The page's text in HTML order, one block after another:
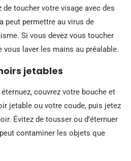
de toucher votre visage avec des
peut permettre au virus de
Si vous devez vous toucher
vous laver les mains au préalable.
jetables
couvrez votre bouche et
jetable ou votre coude, puis jetez
Évitez de tousser ou d’éternuer
contaminer les objets que